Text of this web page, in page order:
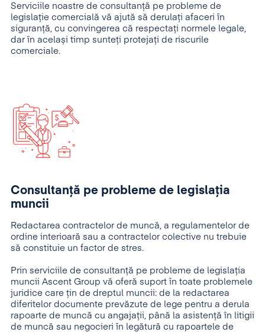
Serviciile noastre de consultanță pe probleme de
legislație comercială vă ajută să derulați afaceri în
siguranță, cu convingerea că respectați normele legale,
dar în același timp sunteți protejați de riscurile
comerciale.
Consultanţă pe probleme de legislaţia
muncii
Redactarea contractelor de muncă, a regulamentelor de
ordine interioară sau a contractelor colective nu trebuie
să constituie un factor de stres.
Prin serviciile de consultanță pe probleme de legislația
muncii Ascent Group vă oferă suport în toate problemele
juridice care țin de dreptul muncii: de la redactarea
diferitelor documente prevăzute de lege pentru a derula
rapoarte de muncă cu angajații, până la asistență în litigii
de muncă sau negocieri în legătură cu rapoartele de